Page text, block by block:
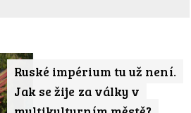
Ruské impérium tu už není.
Jak se žije za války v